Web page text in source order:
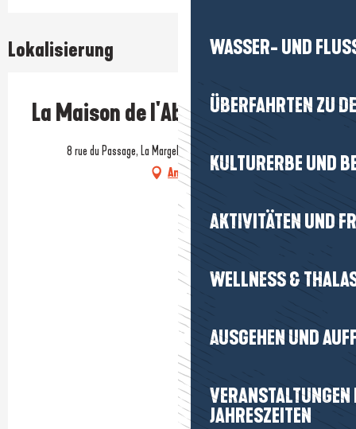
WASSER- UND
ÜBERFAHRTEN ZU
KULTURERBE UND
AKTIVITÄTEN UND
WELLNESS &
AUSGEHEN UND
JAHRESZEITEN
Lokalisierung
La Maison de l'Abeille
8 rue du Passage, La Margelle, 56130 La Roche-Bernard
Anfahrt